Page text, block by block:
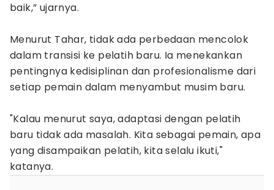
baik,” ujarnya.
Menurut Tahar, tidak ada perbedaan mencolok
dalam transisi ke pelatih baru. Ia menekankan
pentingnya kedisiplinan dan profesionalisme dari
setiap pemain dalam menyambut musim baru.
"Kalau menurut saya, adaptasi dengan pelatih
baru tidak ada masalah. Kita sebagai pemain, apa
yang disampaikan pelatih, kita selalu ikuti,"
katanya.